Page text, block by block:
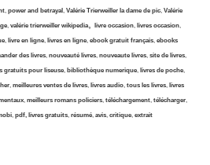
, power and betrayal, Valérie Trierweiller la dame de pic, Valérie
, valérie trierweiller wikipedia livre occasion, livres occasion,
, livre en ligne, livres en ligne, ebook gratuit français, ebooks
des livres, nouveauté livres, nouveaute livres, site de livres,
gratuits pour liseuse, bibliothèque numerique, livres de poche,
, meilleures ventes de livres, livres audio, tous les livres, livres
, meilleurs romans policiers, téléchargement, télécharger,
, pdf, livres gratuits, résumé, avis, critique, extrait